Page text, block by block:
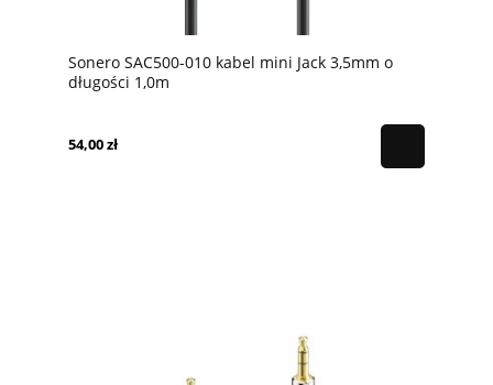
Sonero SAC500-010 kabel mini Jack 3,5mm o
długości 1,0m
54,00 zł